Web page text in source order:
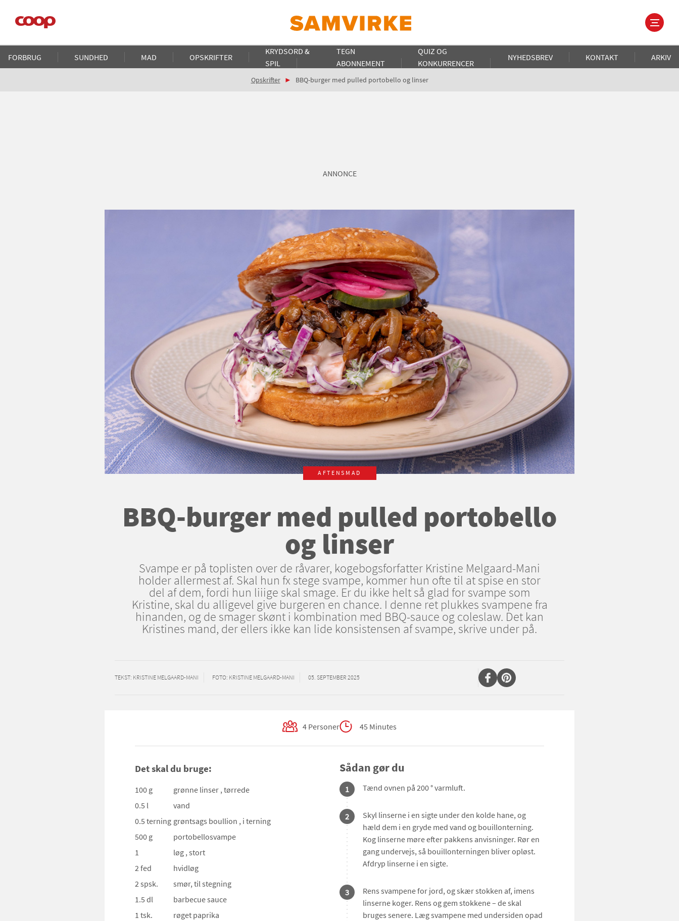
hovedindhold
Main
navigation
FORBRUG SUNDHED MAD OPSKRIFTER
KRYDSORD &
SPIL
TEGN
ABONNEMENT
QUIZ OG
KONKURRENCER
NYHEDSBREV KONTAKT ARKIV
Brødkrumme
Opskrifter BBQ-burger med pulled portobello og linser
ANNONCE
AFTENSMAD
BBQ-burger med pulled portobello
og linser
Svampe er på toplisten over de råvarer, kogebogsforfatter Kristine Melgaard-Mani
holder allermest af. Skal hun fx stege svampe, kommer hun ofte til at spise en stor
del af dem, fordi hun liiige skal smage. Er du ikke helt så glad for svampe som
Kristine, skal du alligevel give burgeren en chance. I denne ret plukkes svampene fra
hinanden, og de smager skønt i kombination med BBQ-sauce og coleslaw. Det kan
Kristines mand, der ellers ikke kan lide konsistensen af svampe, skrive under på.
TEKST: KRISTINE MELGAARD-MANI FOTO: KRISTINE MELGAARD-MANI 05. SEPTEMBER 2025
4 Personer 45 Minutes
Det skal du bruge:
100 g grønne linser , tørrede
0.5 l
vand
0.5 terning grøntsags boullion , i terning
500 g
portobellosvampe
1
løg , stort
2 fed
hvidløg
2 spsk.
smør, til stegning
1.5 dl
barbecue sauce
1 tsk.
røget paprika
Sådan gør du
1 Tænd ovnen på 200 ° varmluft.
2
Skyl linserne i en sigte under den kolde hane, og
hæld dem i en gryde med vand og bouillonterning.
Kog linserne møre efter pakkens anvisninger. Rør en
gang undervejs, så bouillonterningen bliver opløst.
Afdryp linserne i en sigte.
3
Rens svampene for jord, og skær stokken af, imens
linserne koger. Rens og gem stokkene – de skal
bruges senere. Læg svampene med undersiden opad